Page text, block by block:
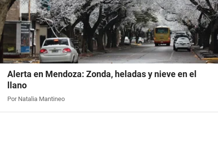
Alerta en Mendoza: Zonda, heladas y nieve en el
llano
Por Natalia Mantineo